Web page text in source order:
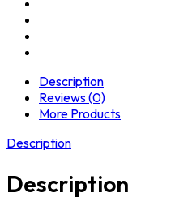
Description
Reviews (0)
More Products
Description
Description